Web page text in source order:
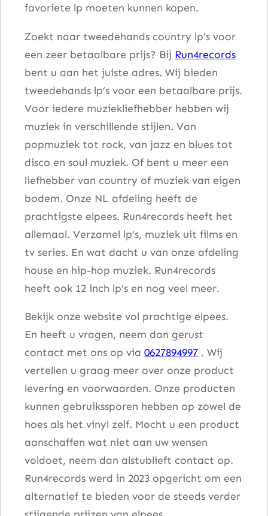
favoriete lp moeten kunnen kopen.
Zoekt naar tweedehands country lp’s voor
een zeer betaalbare prijs? Bij Run4records
bent u aan het juiste adres. Wij bieden
tweedehands lp’s voor een betaalbare prijs.
Voor iedere muziekliefhebber hebben wij
muziek in verschillende stijlen. Van
popmuziek tot rock, van jazz en blues tot
disco en soul muziek. Of bent u meer een
liefhebber van country of muziek van eigen
bodem. Onze NL afdeling heeft de
prachtigste elpees. Run4records heeft het
allemaal. Verzamel lp’s, muziek uit films en
tv series. En wat dacht u van onze afdeling
house en hip-hop muziek. Run4records
heeft ook 12 inch lp’s en nog veel meer.
Bekijk onze website vol prachtige elpees.
En heeft u vragen, neem dan gerust
contact met ons op via 0627894997 . Wij
vertellen u graag meer over onze product
levering en voorwaarden. Onze producten
kunnen gebruikssporen hebben op zowel de
hoes als het vinyl zelf. Mocht u een product
aanschaffen wat niet aan uw wensen
voldoet, neem dan alstublieft contact op.
Run4records werd in 2023 opgericht om een
alternatief te bieden voor de steeds verder